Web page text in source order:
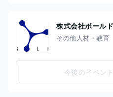
株式会社ボールド
その他人材・教育
今後のイベン